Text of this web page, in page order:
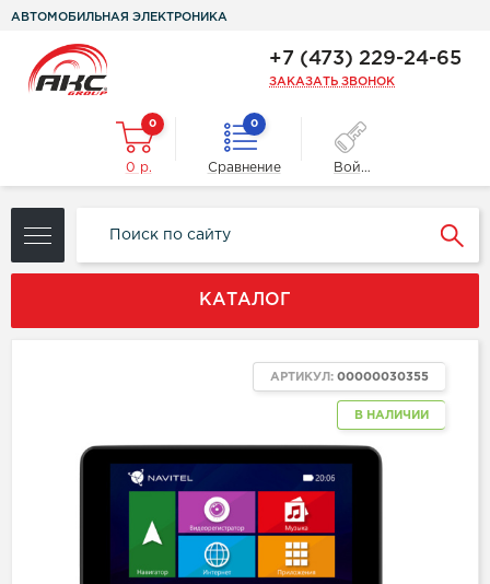
АВТОМОБИЛЬНАЯ ЭЛЕКТРОНИКА
+7 (473) 229-24-65
ЗАКАЗАТЬ ЗВОНОК
0
0 р.
0
Сравнение Войти
КАТАЛОГ
В НАЛИЧИИ
АРТИКУЛ: 00000030355